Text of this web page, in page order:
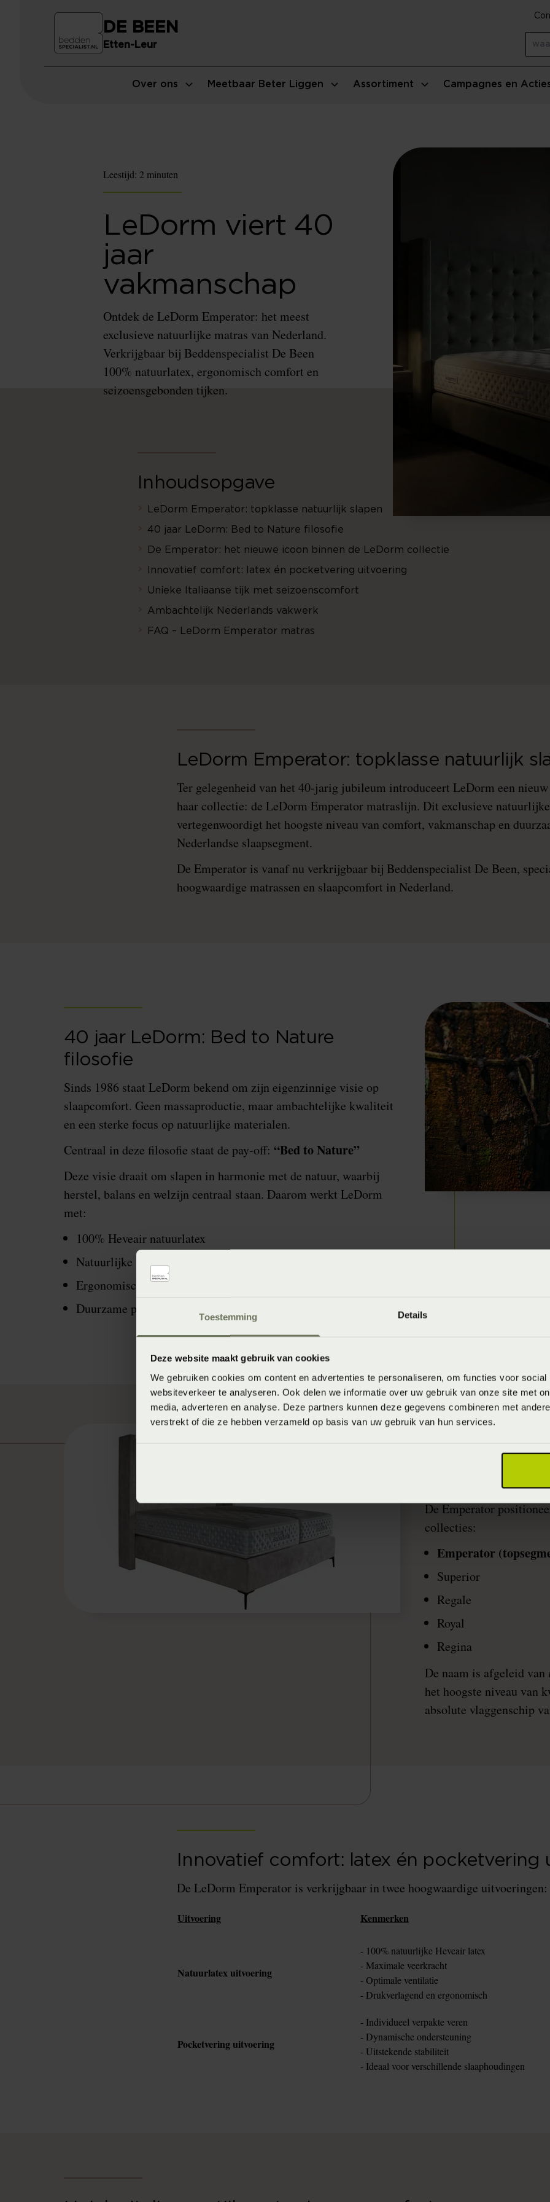
Toestemming Details
Deze website maakt gebruik van cookies
We gebruiken cookies om content en advertenties te personaliseren, om functies voor
websiteverkeer te analyseren. Ook delen we informatie over uw gebruik van onze site met
media, adverteren en analyse. Deze partners kunnen deze gegevens combineren met
verstrekt of die ze hebben verzameld op basis van uw gebruik van hun services.
Over ons Meetbaar Beter Liggen Assortiment Campagnes en
DE BEEN
Etten-Leur
Leestijd: 2 minuten
LeDorm viert 40
jaar
vakmanschap
Ontdek de LeDorm Emperator: het meest
exclusieve natuurlijke matras van Nederland.
Verkrijgbaar bij Beddenspecialist De Been
100% natuurlatex, ergonomisch comfort en
seizoensgebonden tijken.
Inhoudsopgave
LeDorm Emperator: topklasse natuurlijk slapen
40 jaar LeDorm: Bed to Nature filosofie
De Emperator: het nieuwe icoon binnen de LeDorm collectie
Innovatief comfort: latex én pocketvering uitvoering
Unieke Italiaanse tijk met seizoenscomfort
Ambachtelijk Nederlands vakwerk
FAQ – LeDorm Emperator matras
LeDorm Emperator: topklasse natuurlijk
Ter gelegenheid van het 40-jarig jubileum introduceert LeDorm een
haar collectie: de LeDorm Emperator matraslijn. Dit exclusieve
vertegenwoordigt het hoogste niveau van comfort, vakmanschap en
Nederlandse slaapsegment.
De Emperator is vanaf nu verkrijgbaar bij Beddenspecialist De Been,
hoogwaardige matrassen en slaapcomfort in Nederland.
40 jaar LeDorm: Bed to Nature
filosofie
Sinds 1986 staat LeDorm bekend om zijn eigenzinnige visie op
slaapcomfort. Geen massaproductie, maar ambachtelijke kwaliteit
en een sterke focus op natuurlijke materialen.
Centraal in deze filosofie staat de pay-off: “Bed to Nature”
Deze visie draait om slapen in harmonie met de natuur, waarbij
herstel, balans en welzijn centraal staan. Daarom werkt LeDorm
met:
100% Heveair natuurlatex
Natuurlijke ventilerende materialen
Ergonomische ondersteuning
Duurzame productie in Nederland
De
binnen de
De Emperator
collecties:
Emperator
Superior
Regale
Royal
Regina
De naam is afgeleid van
het hoogste niveau van
absolute vlaggenschip
Innovatief comfort: latex én pocketvering
De LeDorm Emperator is verkrijgbaar in twee hoogwaardige uitvoeringen:
Uitvoering Kenmerken
Natuurlatex uitvoering
- 100% natuurlijke Heveair latex
- Maximale veerkracht
- Optimale ventilatie
- Drukverlagend en ergonomisch
Pocketvering uitvoering
- Individueel verpakte veren
- Dynamische ondersteuning
- Uitstekende stabiliteit
- Ideaal voor verschillende slaaphoudingen